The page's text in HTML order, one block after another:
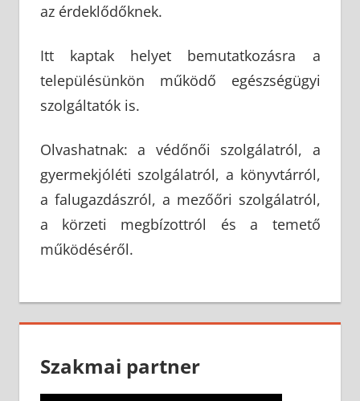
az érdeklődőknek.
Itt kaptak helyet bemutatkozásra a
településünkön működő egészségügyi
szolgáltatók is.
Olvashatnak: a védőnői szolgálatról, a
gyermekjóléti szolgálatról, a könyvtárról,
a falugazdászról, a mezőőri szolgálatról,
a körzeti megbízottról és a temető
működéséről.
Szakmai partner